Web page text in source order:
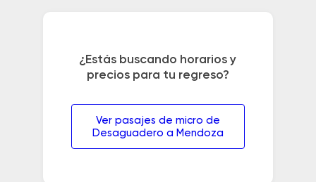
¿Estás buscando horarios y
precios para tu regreso?
Ver pasajes de micro de
Desaguadero a Mendoza